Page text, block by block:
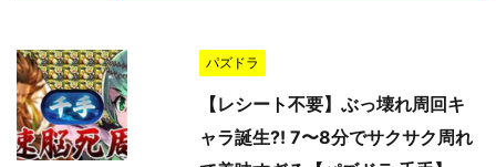
パズドラ
【レシート不要】ぶっ壊れ周回キ
ャラ誕生⁈ 7〜8分でサクサク周れ